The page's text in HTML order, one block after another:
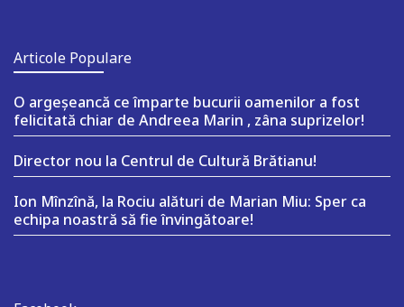
Articole Populare
O argeşeancă ce împarte bucurii oamenilor a fost
felicitată chiar de Andreea Marin , zâna suprizelor!
Director nou la Centrul de Cultură Brătianu!
Ion Mînzînă, la Rociu alături de Marian Miu: Sper ca
echipa noastră să fie învingătoare!